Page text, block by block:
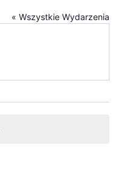
« Wszystkie Wydarzenia